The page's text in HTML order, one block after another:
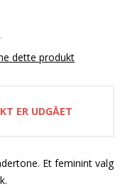
dette produkt
ER UDGÅET
Et feminint valg